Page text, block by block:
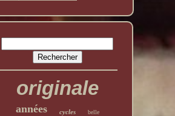
originale
années cycles belle